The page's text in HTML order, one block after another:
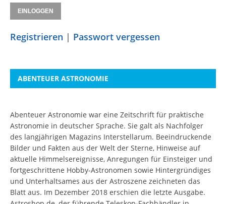
Registrieren | Passwort vergessen
ABENTEUER ASTRONOMIE
Abenteuer Astronomie war eine Zeitschrift für praktische
Astronomie in deutscher Sprache. Sie galt als Nachfolger
des langjährigen Magazins Interstellarum. Beeindruckende
Bilder und Fakten aus der Welt der Sterne, Hinweise auf
aktuelle Himmelsereignisse, Anregungen für Einsteiger und
fortgeschrittene Hobby-Astronomen sowie Hintergründiges
und Unterhaltsames aus der Astroszene zeichneten das
Blatt aus. Im Dezember 2018 erschien die letzte Ausgabe.